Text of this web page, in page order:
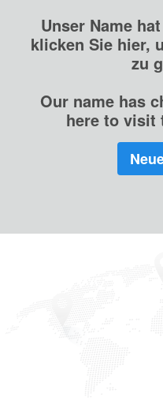
Unser Name
klicken Sie hier,
zu
Our name has
here to visit